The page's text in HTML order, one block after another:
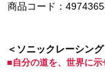
商品コード：
＜ソニックレーシン
■自分の道を、世界に示